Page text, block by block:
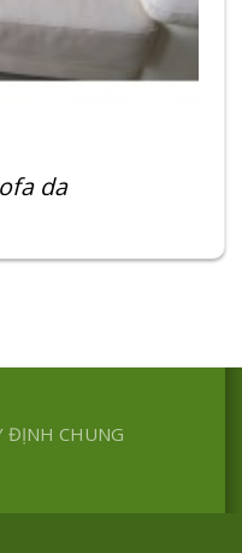
da
ĐỊNH CHUNG